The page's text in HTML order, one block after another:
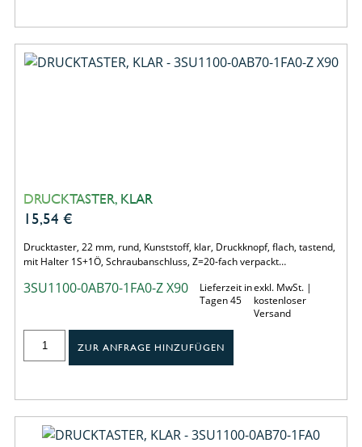
DRUCKTASTER, KLAR
15,54 €
Drucktaster, 22 mm, rund, Kunststoff, klar, Druckknopf, flach, tastend,
mit Halter 1S+1Ö, Schraubanschluss, Z=20-fach verpackt…
3SU1100-0AB70-1FA0-Z X90
Lieferzeit in
Tagen 45
exkl. MwSt. |
kostenloser
Versand
ZUR ANFRAGE HINZUFÜGEN